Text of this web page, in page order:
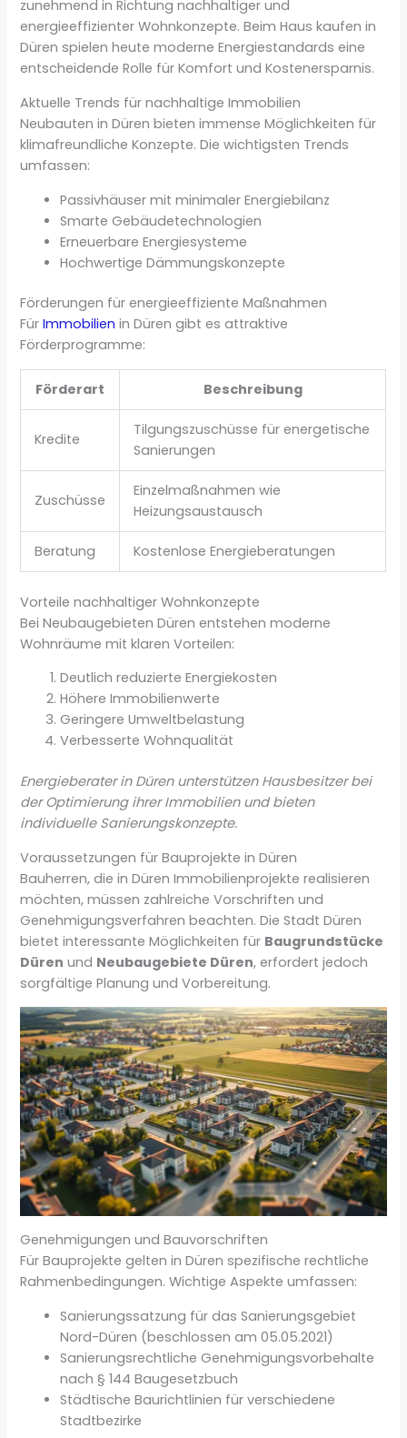
zunehmend in Richtung nachhaltiger und
energieeffizienter Wohnkonzepte. Beim Haus kaufen in
Düren spielen heute moderne Energiestandards eine
entscheidende Rolle für Komfort und Kostenersparnis.
Aktuelle Trends für nachhaltige Immobilien
Neubauten in Düren bieten immense Möglichkeiten für
klimafreundliche Konzepte. Die wichtigsten Trends
umfassen:
Passivhäuser mit minimaler Energiebilanz
Smarte Gebäudetechnologien
Erneuerbare Energiesysteme
Hochwertige Dämmungskonzepte
Förderungen für energieeffiziente Maßnahmen
FürImmobilien in Düren gibt es attraktive
Förderprogramme:
Förderart Beschreibung
Kredite
Tilgungszuschüsse für energetische
Sanierungen
Zuschüsse
Einzelmaßnahmen wie
Heizungsaustausch
Beratung Kostenlose Energieberatungen
Vorteile nachhaltiger Wohnkonzepte
Bei Neubaugebieten Düren entstehen moderne
Wohnräume mit klaren Vorteilen:
Deutlich reduzierte Energiekosten
Höhere Immobilienwerte
Geringere Umweltbelastung
Verbesserte Wohnqualität
Energieberater in Düren unterstützen Hausbesitzer bei
der Optimierung ihrer Immobilien und bieten
individuelle Sanierungskonzepte.
Voraussetzungen für Bauprojekte in Düren
Bauherren, die in Düren Immobilienprojekte realisieren
möchten, müssen zahlreiche Vorschriften und
Genehmigungsverfahren beachten. Die Stadt Düren
bietet interessante Möglichkeiten für Baugrundstücke
Düren und Neubaugebiete Düren, erfordert jedoch
sorgfältige Planung und Vorbereitung.
Genehmigungen und Bauvorschriften
Für Bauprojekte gelten in Düren spezifische rechtliche
Rahmenbedingungen. Wichtige Aspekte umfassen:
Sanierungssatzung für das Sanierungsgebiet
Nord-Düren (beschlossen am 05.05.2021)
Sanierungsrechtliche Genehmigungsvorbehalte
nach § 144 Baugesetzbuch
Städtische Baurichtlinien für verschiedene
Stadtbezirke